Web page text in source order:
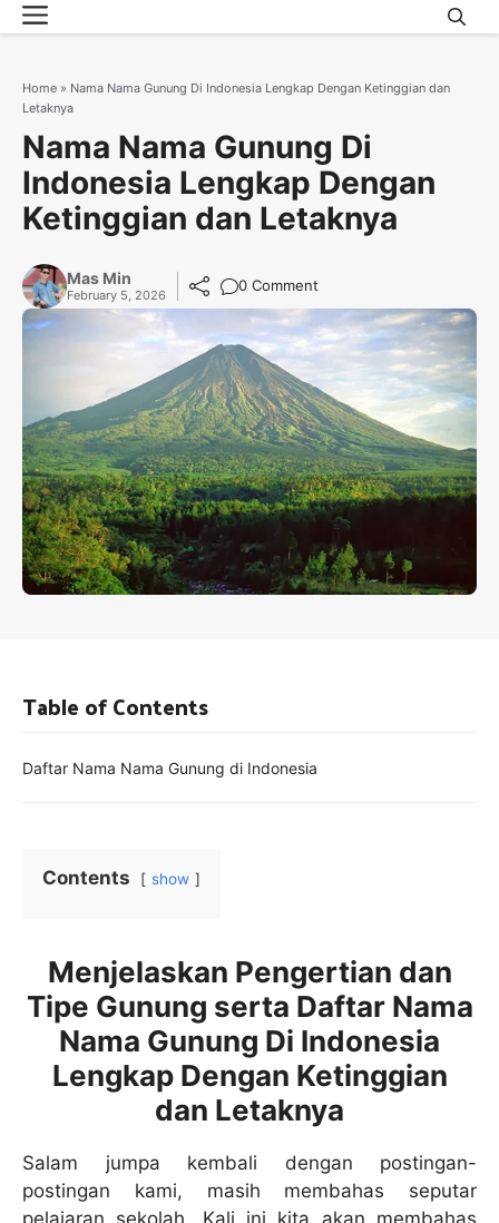
Skip
to
Menu
Home » Nama Nama Gunung Di Indonesia Lengkap Dengan Ketinggian dan
Letaknya
Nama Nama Gunung Di
Indonesia Lengkap Dengan
Ketinggian dan Letaknya
Mas Min
February 5, 2026
0 Comment
Contents show
Menjelaskan Pengertian dan
Tipe Gunung serta Daftar Nama
Nama Gunung Di Indonesia
Lengkap Dengan Ketinggian
dan Letaknya
Salam jumpa kembali dengan postingan-
postingan kami, masih membahas seputar
pelajaran sekolah. Kali ini kita akan membahas
Table of Contents
Daftar Nama Nama Gunung di Indonesia